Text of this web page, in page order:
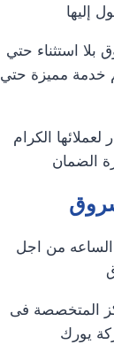
إليها
استثناء حتي
خدمة مميزة حتي
الكرام
الضمان
من اجل
المتخصصة فى
يورك